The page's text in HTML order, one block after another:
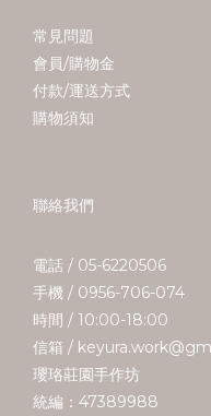
常見問題
會員/購物金
付款/運送方式
購物須知
聯絡我們
電話 / 05-6220506
手機 / 0956-706-074
時間 / 10:00-18:00
信箱 /
瓔珞莊園手作坊
統編：47389988